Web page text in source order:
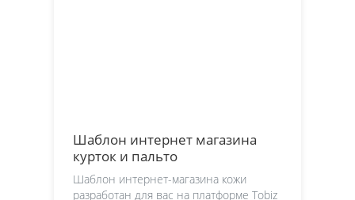
Шаблон интернет магазина
курток и пальто
Шаблон интернет-магазина кожи
разработан для вас на платформе Tobiz